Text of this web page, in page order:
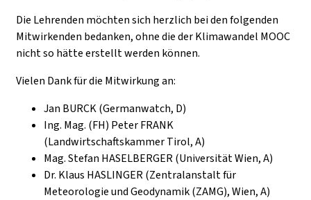
Die Lehrenden möchten sich herzlich bei den folgenden
Mitwirkenden bedanken, ohne die der Klimawandel MOOC
nicht so hätte erstellt werden können.
Vielen Dank für die Mitwirkung an:
Jan BURCK (Germanwatch, D)
Ing. Mag. (FH) Peter FRANK
(Landwirtschaftskammer Tirol, A)
Mag. Stefan HASELBERGER (Universität Wien, A)
Dr. Klaus HASLINGER (Zentralanstalt für
Meteorologie und Geodynamik (ZAMG), Wien, A)